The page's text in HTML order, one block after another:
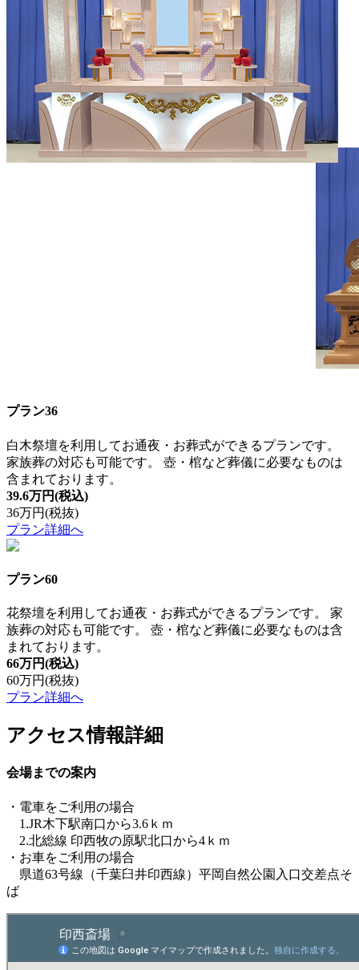
プラン36
白木祭壇を利用してお通夜・お葬式ができるプランです。
家族葬の対応も可能です。 壺・棺など葬儀に必要なものは
含まれております。
39.6万円(税込)
36万円(税抜)
プラン詳細へ
プラン60
花祭壇を利用してお通夜・お葬式ができるプランです。 家
族葬の対応も可能です。 壺・棺など葬儀に必要なものは含
まれております。
66万円(税込)
60万円(税抜)
プラン詳細へ
アクセス情報詳細
会場までの案内
・電車をご利用の場合
1.JR木下駅南口から3.6ｋｍ
2.北総線 印西牧の原駅北口から4ｋｍ
・お車をご利用の場合
県道63号線（千葉臼井印西線）平岡自然公園入口交差点そ
ば